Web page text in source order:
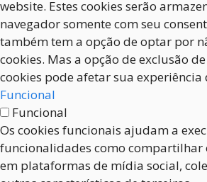
website. Estes cookies serão
navegador somente com seu
também tem a opção de optar por
cookies. Mas a opção de exclusão
cookies pode afetar sua experiência
Funcional
Funcional
Os cookies funcionais ajudam a
funcionalidades como compartilhar
em plataformas de mídia social,